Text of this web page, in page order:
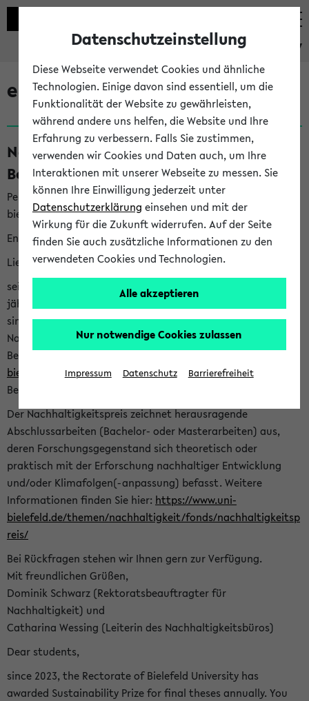
eKVV
eKVV News
Nachhaltigkeitspreis 2026:
Bewerbungsphase gestartet (06.08.26)
Per E-Mail eingestellt von nachhaltigkeitsbuero@uni-
bielefeld.de an den Verteiler 'Alle Studierenden':
English version below
Liebe Studierende,
seit 2023 verleiht das Rektorat der Universität Bielefeld
jährlich den Nachhaltigkeitspreis für Abschlussarbeiten. Sie
sind herzlich eingeladen sich mit Ihrer Abschlussarbeit beim
Nachhaltigkeitsbüro zu bewerben. Bitte nutzen Sie für Ihre
Bewerbung dieses Formular<https://formulare.uni-
bielefeld.de/frontend-server/form/provide/913/>. Die
Bewerbungsfrist endet am 30.09.2026.
Der Nachhaltigkeitspreis zeichnet herausragende
Abschlussarbeiten (Bachelor- oder Masterarbeiten) aus,
deren Forschungsgegenstand sich theoretisch oder
praktisch mit der Erforschung nachhaltiger Entwicklung
und/oder Klimafolgen(-anpassung) befasst. Weitere
Informationen finden Sie hier: https://www.uni-
bielefeld.de/themen/nachhaltigkeit/fonds/nachhaltigkeitsp
reis/
Bei Rückfragen stehen wir Ihnen gern zur Verfügung.
Mit freundlichen Grüßen,
Dominik Schwarz (Rektoratsbeauftragter für
Nachhaltigkeit) und
Catharina Wessing (Leiterin des Nachhaltigkeitsbüros)
Dear students,
since 2023, the Rectorate of Bielefeld University has
awarded Sustainability Prize for final theses annually. You
Datenschutzeinstellung
Diese Webseite verwendet Cookies und ähnliche
Technologien. Einige davon sind essentiell, um die
Funktionalität der Website zu gewährleisten,
während andere uns helfen, die Website und Ihre
Erfahrung zu verbessern. Falls Sie zustimmen,
verwenden wir Cookies und Daten auch, um Ihre
Interaktionen mit unserer Webseite zu messen. Sie
können Ihre Einwilligung jederzeit unter
Datenschutzerklärung einsehen und mit der
Wirkung für die Zukunft widerrufen. Auf der Seite
finden Sie auch zusätzliche Informationen zu den
verwendeten Cookies und Technologien.
Alle akzeptieren
Nur notwendige Cookies zulassen
Impressum Datenschutz Barrierefreiheit